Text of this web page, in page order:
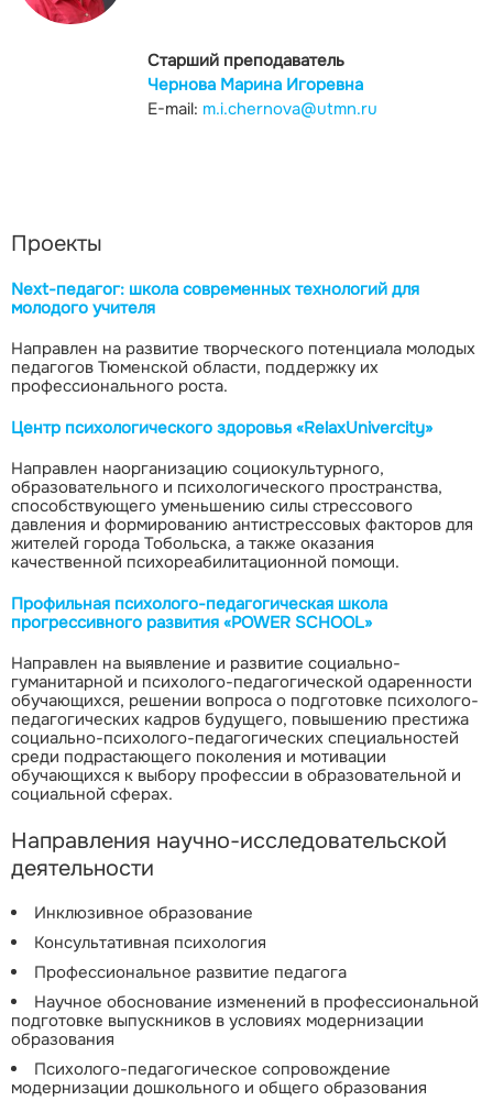
Старший преподаватель
Чернова Марина Игоревна
E-mail: m.i.chernova@utmn.ru
Проекты
Next-педагог: школа современных технологий для
молодого учителя
Направлен на развитие творческого потенциала молодых
педагогов Тюменской области, поддержку их
профессионального роста.
Центр психологического здоровья «RelaxUniverсity»
Направлен наорганизацию социокультурного,
образовательного и психологического пространства,
способствующего уменьшению силы стрессового
давления и формированию антистрессовых факторов для
жителей города Тобольска, а также оказания
качественной психореабилитационной помощи.
Профильная психолого-педагогическая школа
прогрессивного развития «POWER SCНOOL»
Направлен на выявление и развитие социально-
гуманитарной и психолого-педагогической одаренности
обучающихся, решении вопроса о подготовке психолого-
педагогических кадров будущего, повышению престижа
социально-психолого-педагогических специальностей
среди подрастающего поколения и мотивации
обучающихся к выбору профессии в образовательной и
социальной сферах.
Направления научно-исследовательской
деятельности
Инклюзивное образование
Консультативная психология
Профессиональное развитие педагога
Научное обоснование изменений в профессиональной
подготовке выпускников в условиях модернизации
образования
Психолого-педагогическое сопровождение
модернизации дошкольного и общего образования